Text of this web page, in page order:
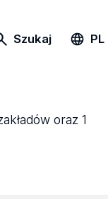
Szukaj PL
oraz 1